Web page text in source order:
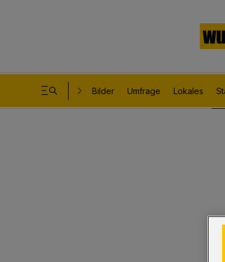
Bilder Umfrage Lokales